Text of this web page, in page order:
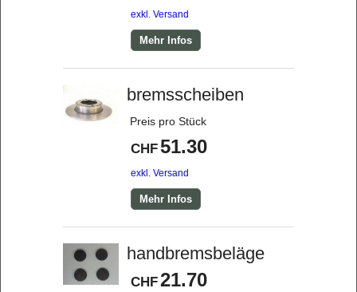
exkl. Versand
Mehr Infos
bremsscheiben
Preis pro Stück
CHF51.30
exkl. Versand
Mehr Infos
handbremsbeläge
CHF21.70